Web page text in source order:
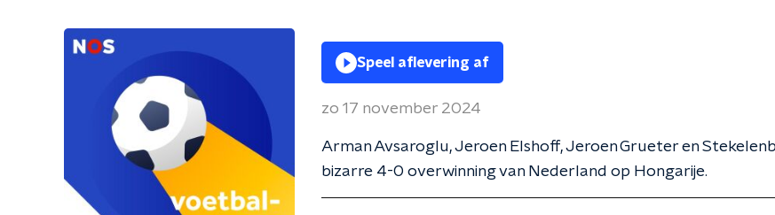
Speel aflevering af
zo 17 november 2024
Arman Avsaroglu, Jeroen Elshoff, Jeroen Grueter en
bizarre 4-0 overwinning van Nederland op Hongarije.